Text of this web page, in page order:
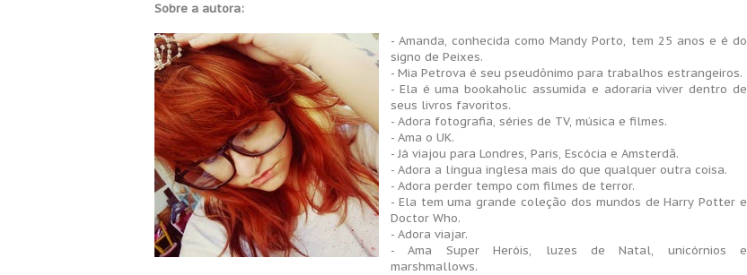
Sobre a autora:
- Amanda, conhecida como Mandy Porto, tem 25 anos e é do
signo de Peixes.
- Mia Petrova é seu pseudônimo para trabalhos estrangeiros.
- Ela é uma bookaholic assumida e adoraria viver dentro de
seus livros favoritos.
- Adora fotografia, séries de TV, música e filmes.
- Ama o UK.
- Já viajou para Londres, Paris, Escócia e Amsterdã.
- Adora a língua inglesa mais do que qualquer outra coisa.
- Adora perder tempo com filmes de terror.
- Ela tem uma grande coleção dos mundos de Harry Potter e
Doctor Who.
- Adora viajar.
- Ama Super Heróis, luzes de Natal, unicórnios e
marshmallows.